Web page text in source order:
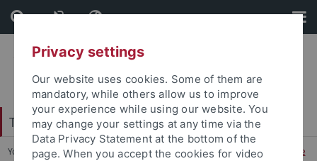
Skip
to
content
Skip
to
footer
Tübingen School of Education (TüSE)
You are here: Startseite ... Lehr:Transfer für Lehramtsstudierende
Privacy settings
Our website uses cookies. Some of them are
mandatory, while others allow us to improve
your experience while using our website. You
may change your settings at any time via the
Data Privacy Statement at the bottom of the
page. When you accept the cookies for video